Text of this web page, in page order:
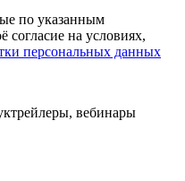
по указанным
согласие на условиях,
персональных данных
вебинары